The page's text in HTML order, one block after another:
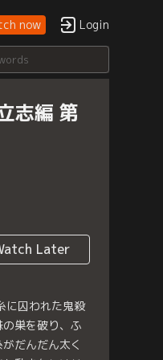
now Login
志編 第
Later
に囚われた鬼殺
巣を破り、ふ
だんだん太く